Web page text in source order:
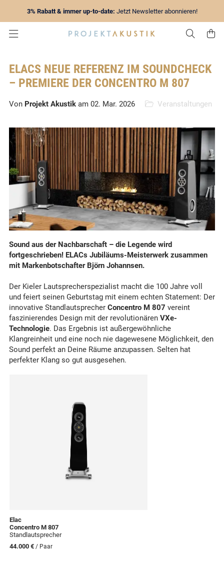
3% Rabatt & immer up-to-date: Jetzt Newsletter abonnieren!
Zur
ELACS NEUE REFERENZ IM SOUNDCHECK
– PREMIERE DER CONCENTRO M 807
Von Projekt Akustik am 02. Mar. 2026 Veranstaltungen
Sound aus der Nachbarschaft – die Legende wird
fortgeschrieben! ELACs Jubiläums-Meisterwerk zusammen
mit Markenbotschafter Björn Johannsen.
Der Kieler Lautsprecherspezialist macht die 100 Jahre voll
und feiert seinen Geburtstag mit einem echten Statement: Der
innovative Standlautsprecher Concentro M 807 vereint
faszinierendes Design mit der revolutionären VXe-
Technologie. Das Ergebnis ist außergewöhnliche
Klangreinheit und eine noch nie dagewesene Möglichkeit, den
Sound perfekt an Deine Räume anzupassen. Selten hat
perfekter Klang so gut ausgesehen.
Elac
Concentro M 807
Standlautsprecher
44.000 € / Paar